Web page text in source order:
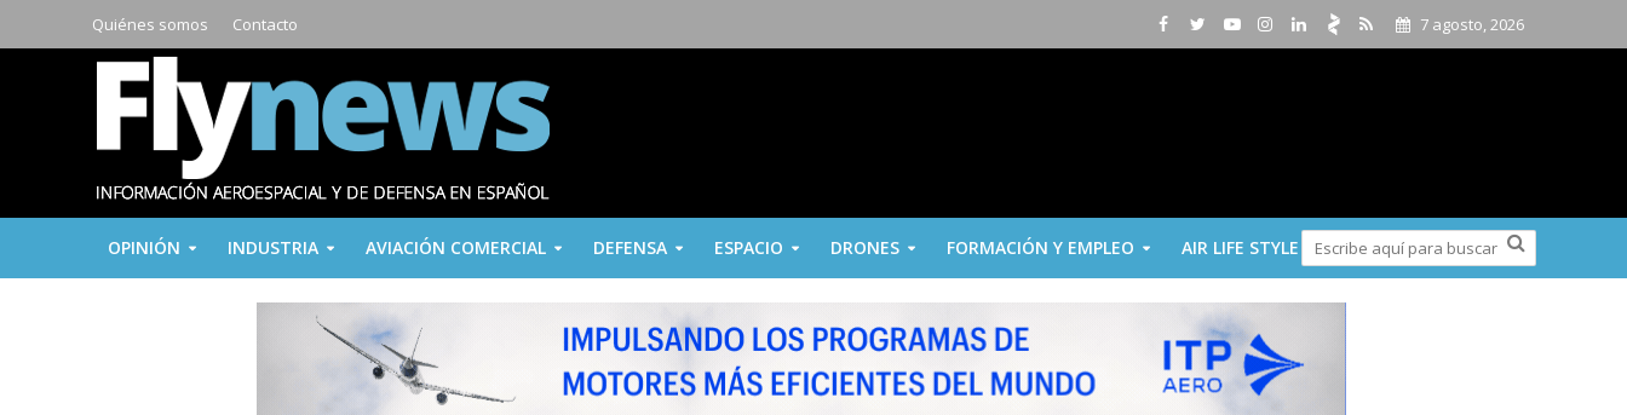
Quiénes somos Contacto 7 agosto, 2026
OPINIÓN INDUSTRIA AVIACIÓN COMERCIAL DEFENSA ESPACIO DRONES FORMACIÓN Y EMPLEO AIR LIFE STYLE